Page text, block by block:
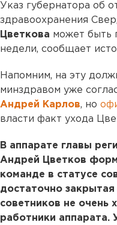
Указ губернатора об
здравоохранения
Цветкова может быть
недели, сообщает
Напомним, на эту
минздравом уже
Андрей Карлов, но
власти факт ухода
В аппарате главы
Андрей Цветков
команде в статусе
достаточно
советников не очень
работники аппарата.